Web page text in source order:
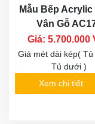
Mẫu Bếp Acrylic
Vân Gỗ
Giá: 5.700.000
Giá mét dài kép( Tủ
Tủ dưới )
Xem chi tiết